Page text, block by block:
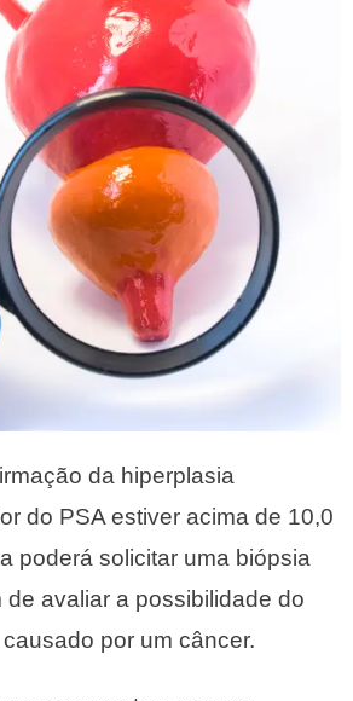
da hiperplasia
do PSA estiver acima de 10,0
poderá solicitar uma biópsia
de avaliar a possibilidade do
por um câncer.